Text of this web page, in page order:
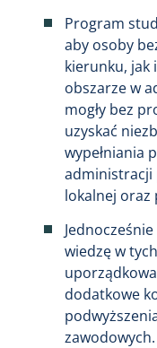
Program
aby osoby
kierunku, jak
obszarze w
mogły bez
uzyskać
wypełniania
administracji
lokalnej
wiedzę w
dodatkowe
zawodowych.